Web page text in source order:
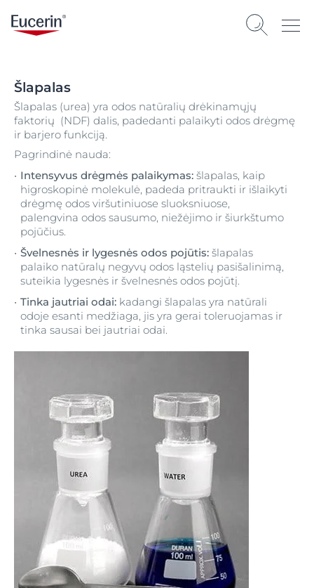
Šlapalas
Šlapalas (urea) yra odos natūralių drėkinamųjų
faktorių (NDF) dalis, padedanti palaikyti odos drėgmę
ir barjero funkciją.
Pagrindinė nauda:
Intensyvus drėgmės palaikymas: šlapalas, kaip
higroskopinė molekulė, padeda pritraukti ir išlaikyti
drėgmę odos viršutiniuose sluoksniuose,
palengvina odos sausumo, niežėjimo ir šiurkštumo
pojūčius.
Švelnesnės ir lygesnės odos pojūtis: šlapalas
palaiko natūralų negyvų odos ląstelių pasišalinimą,
suteikia lygesnės ir švelnesnės odos pojūtį.
Tinka jautriai odai: kadangi šlapalas yra natūrali
odoje esanti medžiaga, jis yra gerai toleruojamas ir
tinka sausai bei jautriai odai.